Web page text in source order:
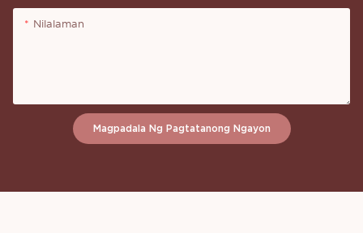
Nilalaman
Magpadala Ng Pagtatanong Ngayon